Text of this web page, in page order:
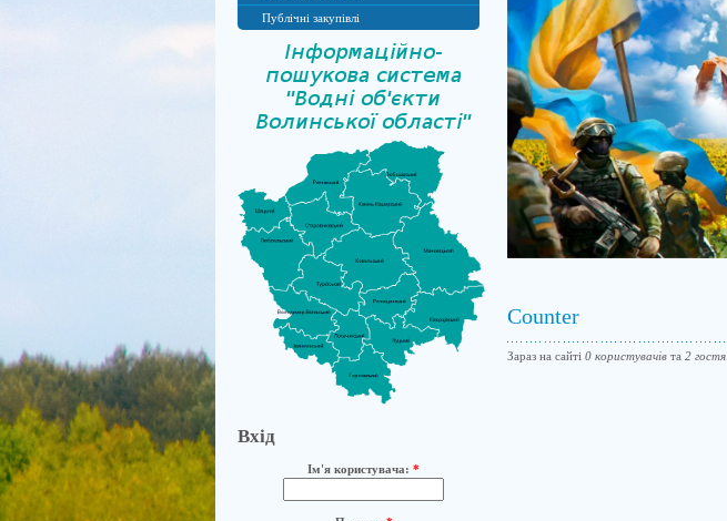
Публічні закупівлі
Вхід
Ім'я користувача: *
Counter
Зараз на сайті 0 користувачівта 2 гостя.